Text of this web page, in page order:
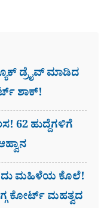
ಡ್ರೈವ್ ಮಾಡಿದ
ಶಾಕ್!
62 ಹುದ್ದೆಗಳಿಗೆ
ಮಹಿಳೆಯ ಕೊಲೆ!
ಕೋರ್ಟ್​ ಮಹತ್ವದ